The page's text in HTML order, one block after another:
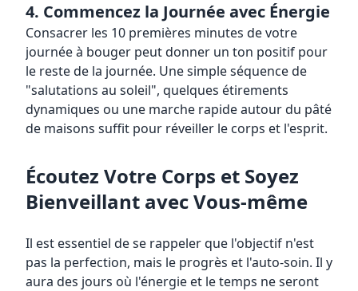
4. Commencez la Journée avec Énergie
Consacrer les 10 premières minutes de votre
journée à bouger peut donner un ton positif pour
le reste de la journée. Une simple séquence de
"salutations au soleil", quelques étirements
dynamiques ou une marche rapide autour du pâté
de maisons suffit pour réveiller le corps et l'esprit.
Écoutez Votre Corps et Soyez
Bienveillant avec Vous-même
Il est essentiel de se rappeler que l'objectif n'est
pas la perfection, mais le progrès et l'auto-soin. Il y
aura des jours où l'énergie et le temps ne seront